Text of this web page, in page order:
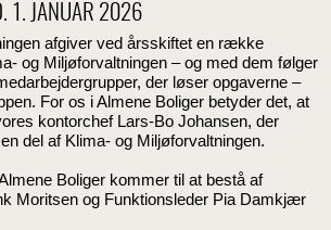
1. JANUAR 2026
afgiver ved årsskiftet en række
og Miljøforvaltningen – og med dem følger
der løser opgaverne –
For os i Almene Boliger betyder det, at
kontorchef Lars-Bo Johansen, der
del af Klima- og Miljøforvaltningen.
Boliger kommer til at bestå af
Moritsen og Funktionsleder Pia Damkjær